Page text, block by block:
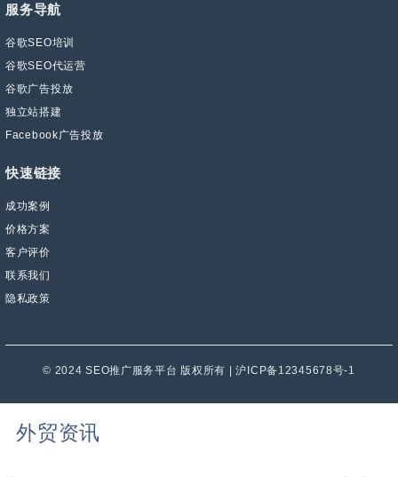
服务导航
谷歌SEO培训
谷歌SEO代运营
谷歌广告投放
独立站搭建
Facebook广告投放
快速链接
成功案例
价格方案
客户评价
联系我们
隐私政策
© 2024 SEO推广服务平台 版权所有 | 沪ICP备12345678号-1
外贸资讯